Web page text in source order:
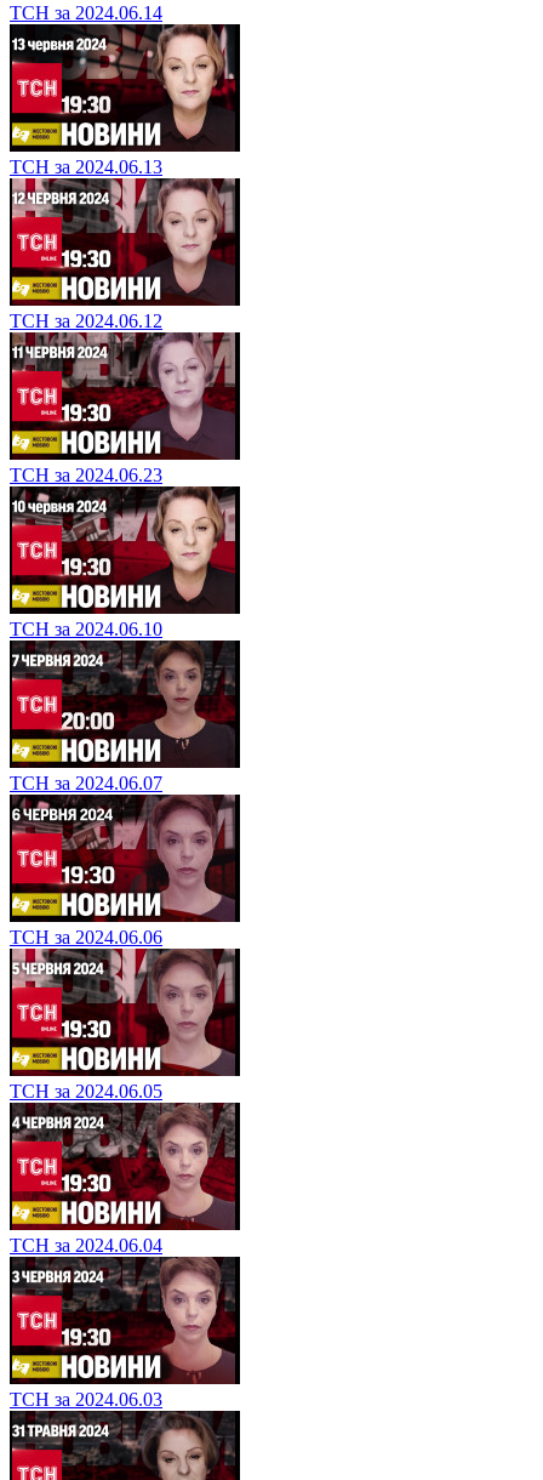
ТСН за 2024.06.14
ТСН за 2024.06.13
ТСН за 2024.06.12
ТСН за 2024.06.23
ТСН за 2024.06.10
ТСН за 2024.06.07
ТСН за 2024.06.06
ТСН за 2024.06.05
ТСН за 2024.06.04
ТСН за 2024.06.03